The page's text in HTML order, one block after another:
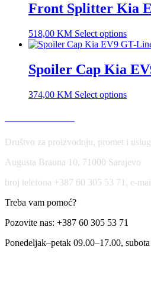
Front Splitter Kia
518,00 KM Select options
Spoiler Cap Kia
374,00 KM Select options
Društvo za proizvodnju, promet i
Augusta Brauna 10, 71000 Sarajevo
broj telefona +387 60 305 53 71, e-
Treba vam pomoć?
Pozovite nas: +387 60 305 53 71
Ponedeljak–petak 09.00–17.00,